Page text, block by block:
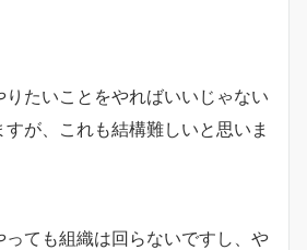
たいことをやればいいじゃない
が、これも結構難しいと思いま
ても組織は回らないですし、や